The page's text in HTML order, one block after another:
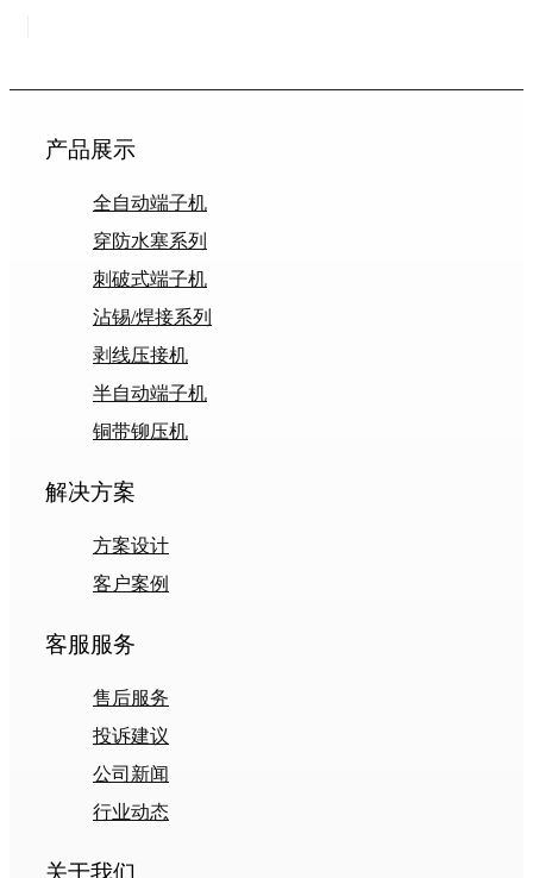
产品展示
全自动端子机
穿防水塞系列
刺破式端子机
沾锡/焊接系列
剥线压接机
半自动端子机
铜带铆压机
解决方案
方案设计
客户案例
客服服务
售后服务
投诉建议
公司新闻
行业动态